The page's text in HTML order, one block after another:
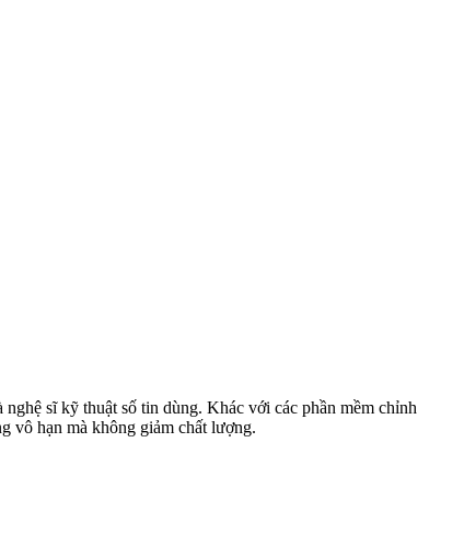
sĩ kỹ thuật số tin dùng. Khác với các phần mềm chỉnh
vô hạn mà không giảm chất lượng.